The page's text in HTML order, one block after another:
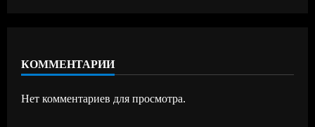
КОММЕНТАРИИ
Нет комментариев для просмотра.